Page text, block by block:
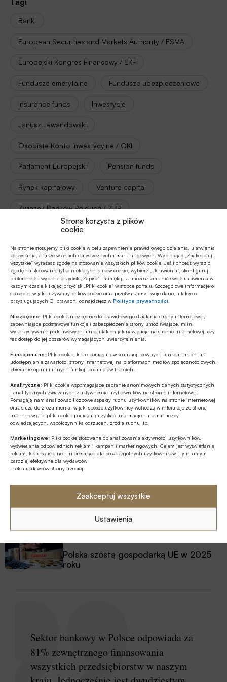
Strona korzysta z plików
cookie
Na stronie stosujemy pliki cookie w celu zapewnienie prawidłowego działania, ułatwienia
korzystania, a także w celach statystycznych i marketingowych. Wybierając „Zaakceptuj
wszystkie” wyrażasz zgodę na stosowanie wszystkich plików cookie. Jeśli chcesz wyrazić
zgodę na stosowanie tylko niektórych plików cookie, wybierz „Ustawienia”, skonfiguruj
preferencje i wybierz przycisk „Zapisz”. Pamiętaj, że możesz zmienić swoje ustawienia w
każdym czasie klikając przycisk „Pliki cookie” w stopce portalu. Szczegółowe informacje o
sposobie, w jaki używamy plików cookie oraz przetwarzamy Twoje dane, a także o
przysługujących Ci prawach, odnajdziesz wPolityce prywatności
Niezbędne: Pliki cookie niezbędne do prawidłowego działania strony internetowej,
zapewniające podstawowe funkcje i zabezpieczenia strony umożliwiające, m.in.
wykorzystywanie podstawowych funkcji takich jak nawigacja na stronie internetowej, czy
tez dostęp do jej obszarów wymagających uwierzytelnienia.
Funkcjonalne: Pliki cookie, które pomagają w realizacji pewnych funkcji, takich jak
udostępnianie zawartości strony internetowej na platformach mediów społecznościowych,
zbieranie opinii i innych funkcji podmiotów trzecich.
Analityczne: Pliki cookie wspomagające zebranie anonimowych danych statystycznych
i analitycznych związanych z aktywnością użytkowników na stronie internetowej.
Pomagają nam analizować liczbowe aspekty ruchu użytkowników na stronie internetowej
oraz służą do zrozumienia, w jaki sposób użytkownicy wchodzą w interakcje ze stroną
internetową. Te pliki cookie pomagają uzyskać informacje na temat liczby
odwiedzających, współczynnika odrzuceń, źródła ruchu itp.
Marketingowe: Pliki cookie stosowane do analizowania aktywności użytkowników,
wyświetlania odpowiednich reklam i kampanii marketingowych. Celem jest wyświetlanie
reklam, które są istotne i interesujące dla poszczególnych użytkowników i tym samym
bardziej efektywne dla wydawców
i reklamodawców strony trzeciej.
Zaakceptuj wszystkie
Ustawienia
Banki
European Securities and Markets Authority / ESMA
Europejski Kongres Finansowy / EKF
Fundusze emerytalne Fundusze ubezpieczeniowe
Insurance funds Inwestycje
Janusz Lewandowski
Osobiste Konto Inwestycyjne / OKI
Parlament Europejski Pension funds
Rynek kapitałowy Venture capital
Związek Banków Polskich / ZBP
Autor
Robert Lidke
Źródło
BANK.pl
Polecamy
Z RYNKU FINANSOWEGO
Konieczna zmiana sposobu
finansowania potrzeb polskich sił
Z RYNKU FINANSOWEGO
Pierwsza emisja BGK obligacji z POLSTR
Z RYNKU FINANSOWEGO
Edukacja finansowa: nowe inicjatywy KE
w ramach strategii unijnej
Polska szóstą gospodarką UE w 2025
roku
Sektor bankowy w Polsce odpowiada za
81% zewnętrznego finansowania
wszystkich przedsiębiorstw w naszym